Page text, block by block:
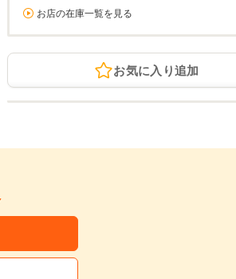
お店の在庫一覧を見る
お気に入り追加